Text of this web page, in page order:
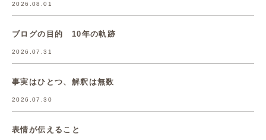
2026.08.01
ブログの目的 10年の軌跡
2026.07.31
事実はひとつ、解釈は無数
2026.07.30
表情が伝えること